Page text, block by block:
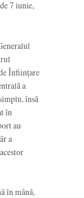
7 iunie,
Înființare
a
însă
în
au
a
în mână,